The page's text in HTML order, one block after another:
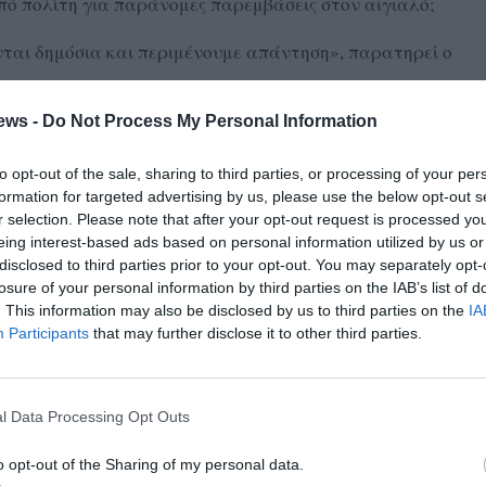
- Do Not Process My Personal Information
opt-out of the sale, sharing to third parties, or processing of your
for targeted advertising by us, please use the below opt-out
selection. Please note that after your opt-out request is processed
interest-based ads based on personal information utilized by us
to third parties prior to your opt-out. You may separately
of your personal information by third parties on the IAB’s list of
This information may also be disclosed by us to third parties on the
Participants that may further disclose it to other third parties.
Data Processing Opt Outs
opt-out of the Sharing of my personal data.
δημόσια και περιμένουμε απάντηση», παρατηρεί ο
βρίσκεται σε εξέλιξη μελέτη για την ολοκληρωμένη
ανατεθεί από τον Δήμο και χρηματοδοτείται από το
που φτάνει τα 393.455,63 ευρώ.
καθώς –όπως καταγγέλλει– δεν έχει υπάρξει
του προς τον Δήμο από το 2024 έως σήμερα, με
παρουσία ειδικών επιστημόνων. Αντίθετα,
συνεδρίαση του Δημοτικού Συμβουλίου, η Δημοτική
διαβούλευση, γεγονός που ο ΣΦΚΜ χαρακτηρίζει
της διάβρωσης των ακτών, ασχολείται
με τεκμηριωμένη εισήγηση, η οποία παρουσιάστηκε